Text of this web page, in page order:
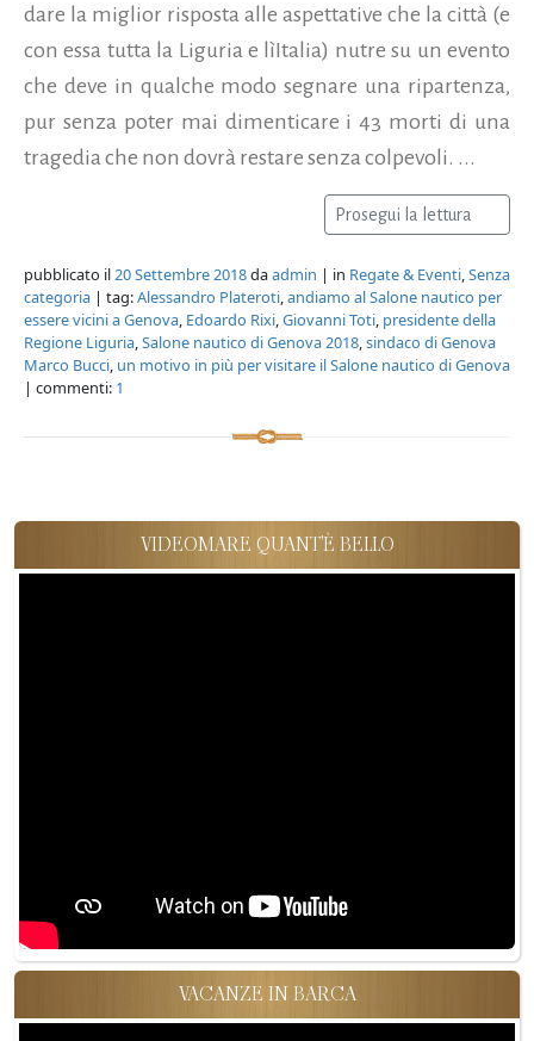
dare la miglior risposta alle aspettative che la città (e
con essa tutta la Liguria e lìItalia) nutre su un evento
che deve in qualche modo segnare una ripartenza,
pur senza poter mai dimenticare i 43 morti di una
tragedia che non dovrà restare senza colpevoli. ...
Prosegui la lettura
pubblicato il20 Settembre 2018daadmin | in Regate & Eventi,Senza
categoria | tag:Alessandro Plateroti,andiamo al Salone nautico per
essere vicini a Genova, Edoardo Rixi,Giovanni Toti, presidente della
Regione Liguria,Salone nautico di Genova 2018,sindaco di Genova
Marco Bucci, un motivo in più per visitare il Salone nautico di Genova
| commenti: 1
VIDEOMARE QUANT'È BELLO
VACANZE IN BARCA